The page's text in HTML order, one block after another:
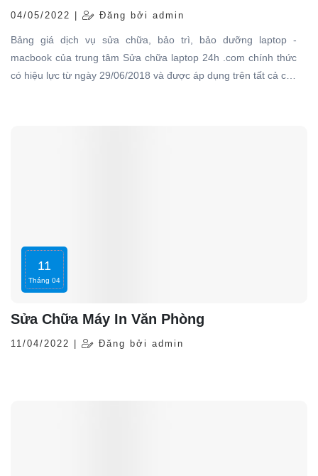
04/05/2022 | Đăng bởi admin
Bảng giá dịch vụ sửa chữa, bảo trì, bảo dưỡng laptop -
macbook của trung tâm Sửa chữa laptop 24h .com chính thức
có hiệu lực từ ngày 29/06/2018 và được áp dụng trên tất cả các
11
Tháng 04
Sửa Chữa Máy In Văn Phòng
11/04/2022 | Đăng bởi admin